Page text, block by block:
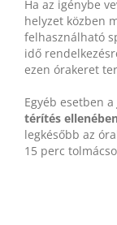
Ha az igénybe
helyzet közben
felhasználható
idő
ezen órakeret
Egyéb esetben a
térítés
legkésőbb az
15 perc